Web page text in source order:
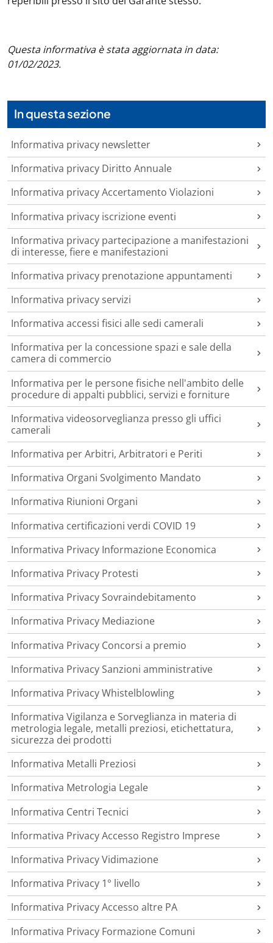
Questa informativa è stata aggiornata in data:
01/02/2023.
In questa sezione
Informativa privacy newsletter
Informativa privacy Diritto Annuale
Informativa privacy Accertamento Violazioni
Informativa privacy iscrizione eventi
Informativa privacy partecipazione a manifestazioni
di interesse, fiere e manifestazioni
Informativa privacy prenotazione appuntamenti
Informativa privacy servizi
Informativa accessi fisici alle sedi camerali
Informativa per la concessione spazi e sale della
camera di commercio
Informativa per le persone fisiche nell'ambito delle
procedure di appalti pubblici, servizi e forniture
Informativa videosorveglianza presso gli uffici
camerali
Informativa per Arbitri, Arbitratori e Periti
Informativa Organi Svolgimento Mandato
Informativa Riunioni Organi
Informativa certificazioni verdi COVID 19
Informativa Privacy Informazione Economica
Informativa Privacy Protesti
Informativa Privacy Sovraindebitamento
Informativa Privacy Mediazione
Informativa Privacy Concorsi a premio
Informativa Privacy Sanzioni amministrative
Informativa Privacy Whistelblowling
Informativa Vigilanza e Sorveglianza in materia di
metrologia legale, metalli preziosi, etichettatura,
sicurezza dei prodotti
Informativa Metalli Preziosi
Informativa Metrologia Legale
Informativa Centri Tecnici
Informativa Privacy Accesso Registro Imprese
Informativa Privacy Vidimazione
Informativa Privacy 1° livello
Informativa Privacy Accesso altre PA
Informativa Privacy Formazione Comuni